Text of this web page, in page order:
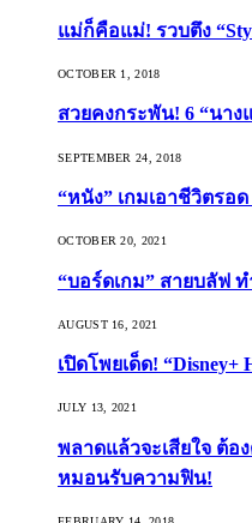
แม่ก็คือแม่! รวบตึง
OCTOBER 1, 2018
สวยคงกระพัน! 6 “นาง
SEPTEMBER 24, 2018
“หนัง” เกมเอาชีวิตรอ
OCTOBER 20, 2021
“บอร์ดเกม” สายบลัฟ
AUGUST 16, 2021
เปิดโพยเด็ด! “Disney+
JULY 13, 2021
พลาดแล้วจะเสียใจ ต้อ
หมอนรับความฟิน!